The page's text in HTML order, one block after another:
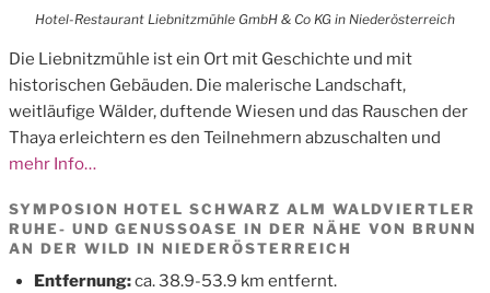
Hotel-Restaurant Liebnitzmühle GmbH & Co KG in Niederösterreich
Die Liebnitzmühle ist ein Ort mit Geschichte und mit
historischen Gebäuden. Die malerische Landschaft,
weitläufige Wälder, duftende Wiesen und das Rauschen der
Thaya erleichtern es den Teilnehmern abzuschalten und
mehr Info…
SYMPOSION HOTEL SCHWARZ ALM WALDVIERTLER
RUHE- UND GENUSSOASE IN DER NÄHE VON BRUNN
AN DER WILD IN NIEDERÖSTERREICH
Entfernung:ca. 38.9-53.9 km entfernt.